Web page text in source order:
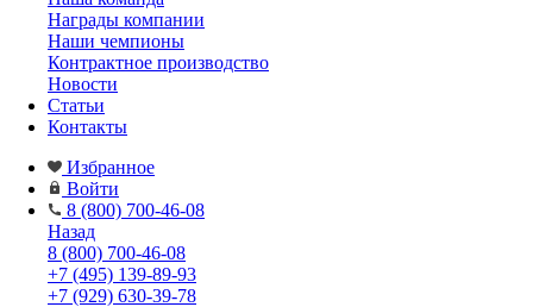
Награды компании
Наши чемпионы
Контрактное производство
Новости
Статьи
Контакты
Избранное
Войти
8 (800) 700-46-08
Назад
8 (800) 700-46-08
+7 (495) 139-89-93
+7 (929) 630-39-78